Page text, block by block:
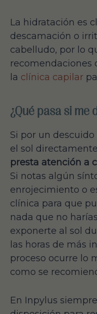
La hidratación es
descamación o
cabelludo, por lo
recomendaciones
la clínica capilar
¿Qué pasa si me
Si por un
el sol
presta atención a
Si notas algún
enrojecimiento o
clínica para que
nada que no
exponerte al sol
las horas de más
proceso ocurre lo
como se
En Inpylus